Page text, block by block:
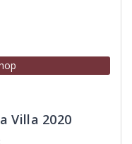
Villa 2020